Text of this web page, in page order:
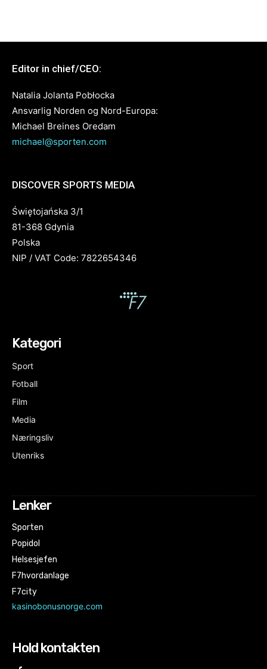
Editor in chief/CEO:
Natalia Jolanta Pobłocka
Ansvarlig Norden og Nord-Europa:
Michael Breines Oredam
michael@sporten.com
DISCOVER SPORTS MEDIA
Świętojańska 3/1
81-368 Gdynia
Polska
NIP / VAT Code: 7822654346
Kategori
Sport
Fotball
Film
Media
Næringsliv
Utenriks
Lenker
Sporten
Popidol
Helsesjefen
F7hvordanlage
F7city
kasinobonusnorge.com
Hold kontakten